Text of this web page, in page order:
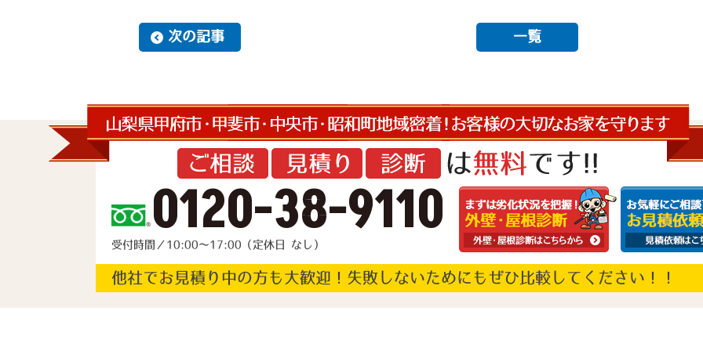
次の記事 一覧
0120-38-9110
受付時間／10:00～17:00（定休日 なし）
他社でお見積り中の方も大歓迎！失敗しないためにもぜひ比較してください！！